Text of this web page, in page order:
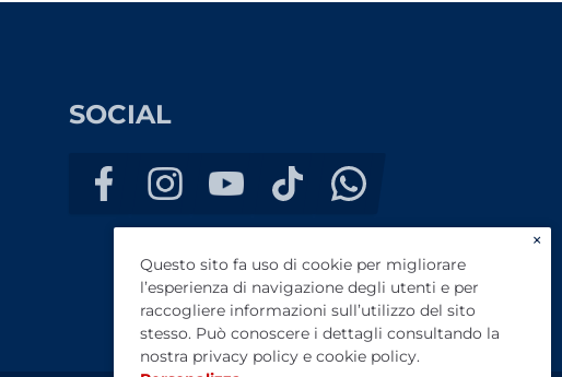
SOCIAL
×
Questo sito fa uso di cookie per migliorare
l’esperienza di navigazione degli utenti e per
raccogliere informazioni sull’utilizzo del sito
stesso. Può conoscere i dettagli consultando la
nostra privacy policy e cookie policy.